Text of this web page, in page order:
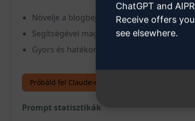
Növelje a blogbejegyzések online
Segítségével magasabb helyezéseket
Gyors és hatékony SEO kulcsszavak
Próbáld fel Claude-ot
Prompt statisztikák
ChatGPT and
Receive offers
see elsewhere.